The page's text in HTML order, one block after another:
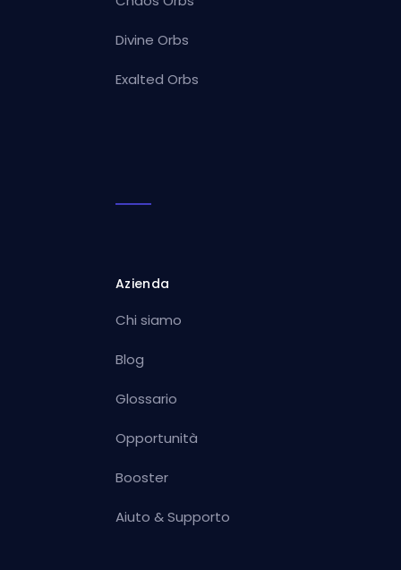
Divine Orbs
Exalted Orbs
Azienda
Chi siamo
Blog
Glossario
Opportunità
Booster
Aiuto & Supporto